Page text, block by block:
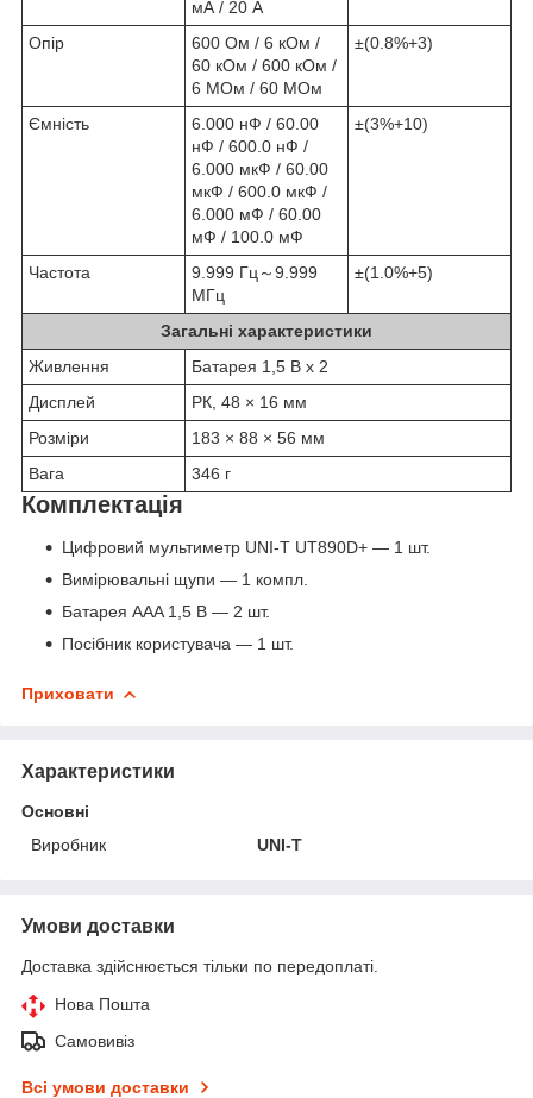
мА / 20 A
Опір
600 Ом / 6 кОм /
60 кОм / 600 кОм /
6 МОм / 60 МОм
±(0.8%+3)
Ємність
6.000 нФ / 60.00
нФ / 600.0 нФ /
6.000 мкФ / 60.00
мкФ / 600.0 мкФ /
6.000 мФ / 60.00
мФ / 100.0 мФ
±(3%+10)
Частота
9.999 Гц～9.999
МГц
±(1.0%+5)
Загальні характеристики
Живлення
Батарея 1,5 В x 2
Дисплей
РК, 48 × 16 мм
Розміри
183 × 88 × 56 мм
Вага
346 г
Комплектація
Цифровий мультиметр UNI-T UT890D+ — 1 шт.
Вимірювальні щупи — 1 компл.
Батарея AAA 1,5 В — 2 шт.
Посібник користувача — 1 шт.
Приховати
Характеристики
Основні
Виробник
UNI-T
Умови доставки
Доставка здійснюється тільки по передоплаті.
Нова Пошта
Самовивіз
Всі умови доставки